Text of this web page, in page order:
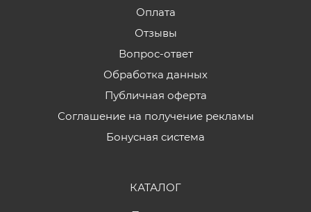
Оплата
Отзывы
Вопрос-ответ
Обработка данных
Публичная оферта
Соглашение на получение рекламы
Бонусная система
КАТАЛОГ